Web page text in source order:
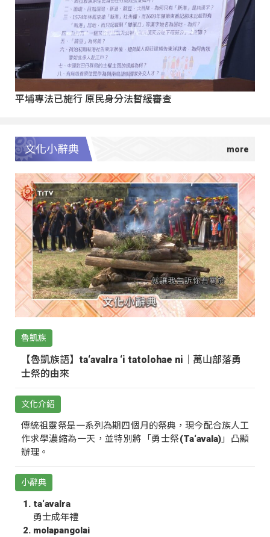
平埔專法已施行 原民身分法暫緩審查
文化小辭典
魯凱族
【魯凱族語】ta‘avalra ‘i tatolohae ni｜萬山部落勇
士祭的由來
文化介紹
傳統祖靈祭是一系列為期四個月的祭典，現今配合族人工
作求學濃縮為一天，並特別將「勇士祭(Ta‘avala)」凸顯
辦理。
小辭典
ta‘avalra
勇士成年禮
molapangolai